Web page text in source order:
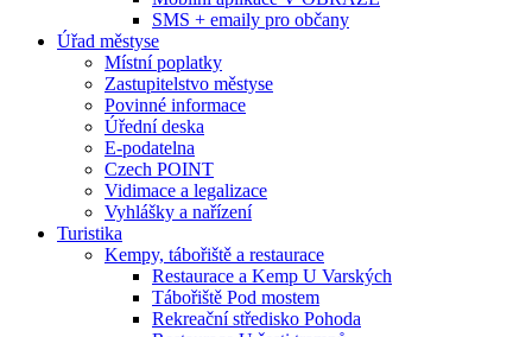
SMS + emaily pro občany
Úřad městyse
Místní poplatky
Zastupitelstvo městyse
Povinné informace
Úřední deska
E-podatelna
Czech POINT
Vidimace a legalizace
Vyhlášky a nařízení
Turistika
Kempy, tábořiště a restaurace
Restaurace a Kemp U Varských
Tábořiště Pod mostem
Rekreační středisko Pohoda